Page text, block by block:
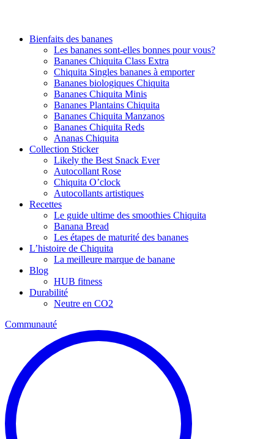
Bienfaits des bananes
Les bananes sont-elles bonnes pour vous?
Bananes Chiquita Class Extra
Chiquita Singles bananes à emporter
Bananes biologiques Chiquita
Bananes Chiquita Minis
Bananes Plantains Chiquita
Bananes Chiquita Manzanos
Bananes Chiquita Reds
Ananas Chiquita
Collection Sticker
Likely the Best Snack Ever
Autocollant Rose
Chiquita O’clock
Autocollants artistiques
Recettes
Le guide ultime des smoothies Chiquita
Banana Bread
Les étapes de maturité des bananes
L’histoire de Chiquita
La meilleure marque de banane
Blog
HUB fitness
Durabilité
Neutre en CO2
Communauté